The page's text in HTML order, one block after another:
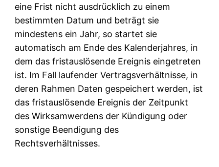
eine Frist nicht ausdrücklich zu einem
bestimmten Datum und beträgt sie
mindestens ein Jahr, so startet sie
automatisch am Ende des Kalenderjahres, in
dem das fristauslösende Ereignis eingetreten
ist. Im Fall laufender Vertragsverhältnisse, in
deren Rahmen Daten gespeichert werden, ist
das fristauslösende Ereignis der Zeitpunkt
des Wirksamwerdens der Kündigung oder
sonstige Beendigung des
Rechtsverhältnisses.